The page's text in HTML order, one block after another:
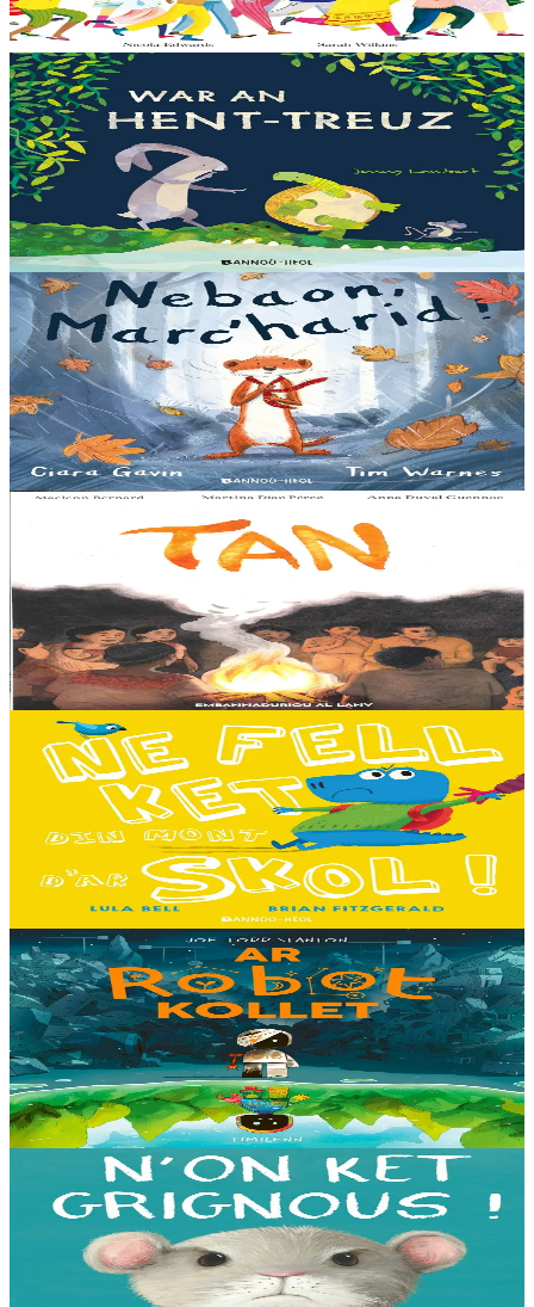
Er stok13,00 €
3 bloaz hag ouzhpenn
Bannoù-heol
War an hent-treuz
Piv a oar peseurt loened a c’haller gwelet er paludoù pa vez an noz
o serriñ ?... N’eus krokodil ebet avat. Peursur eo Logodennig. N’eo
ket ken sur he mignoned...
Er stok13,00 €
3 bloaz hag ouzhpenn
Bannoù-heol
Nebaon, Marc'harid !
An avel, ar glav... Ne blij ket tamm enet da Varc'harid Koant...
Spontet-mik e vez bewech zoken. Daoust ha Lagadeg, he mignonez
nevez, a zeuio a-benn da lakaat...
Er stok13,00 €
8 vloaz hag ouzhpenn
E penn uhelañ an torgennoù glas, lec'h ma vez goloet ar menezioù
gant latar ar beurevezhioù disafar, eo kludet ar gêriadennig vaya
anvet Sakamch'en. En tu all...
Er stok 11,00 €
3 bloaz hag ouzhpenn
Bannoù-heol
Ne fell ket din mont d'ar skol !
Hiziv emañ devezh skol kentañ Logodennig ha Dinosaorig. Ne fell
ket dezho mont, tamm ebet ! Pa grogo ar c'hentelioù avat e vo ur
pezh mell souezhenn....
13,00 €
8 vloaz hag ouzhpenn
Timilenn
Ar Robot kollet
E kreiz-kreiz un toull-lastez... ez eus ur robotig torret o tihuniñ. N’en
deus ket soñj eus pelec’h eo deuet nag abaoe pegeit emañ aze, met
gouzout a ra n’eo...
Er stok 14,00 €
3 bloaz hag ouzhpenn
Bannoù-heol
N'on ket grignous !
E penn ar c’hoad ez eus ul logodenn vihan o chom. Brudet eo
Logodennig evit bezañ grignousañ ha teodekañ logodenn ar vro. Un